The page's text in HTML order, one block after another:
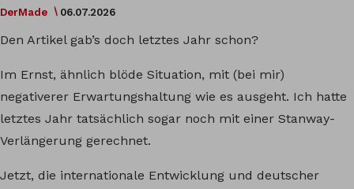
DerMade 06.07.2026
Den Artikel gab’s doch letztes Jahr schon?
Im Ernst, ähnlich blöde Situation, mit (bei mir)
negativerer Erwartungshaltung wie es ausgeht. Ich hatte
letztes Jahr tatsächlich sogar noch mit einer Stanway-
Verlängerung gerechnet.
Jetzt, die internationale Entwicklung und deutscher